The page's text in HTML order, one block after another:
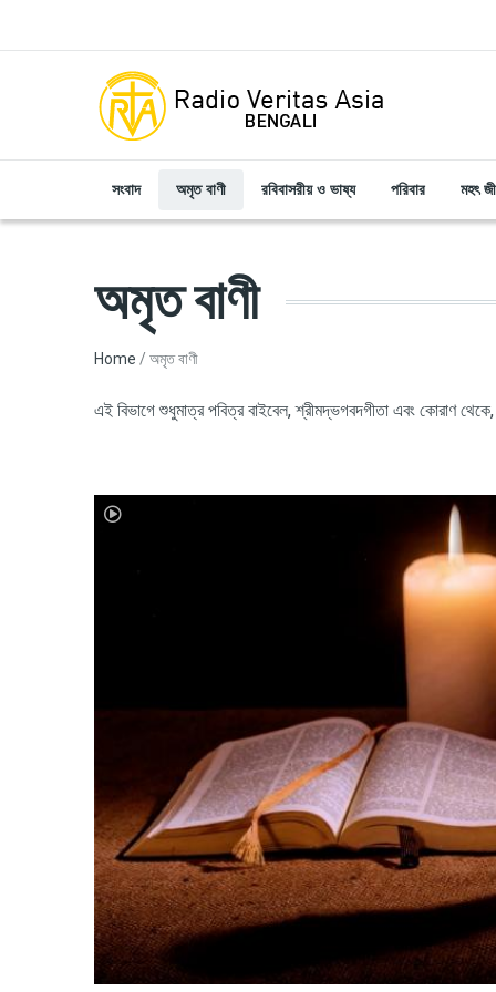
সংবাদ অমৃত বাণী রবিবাসরীয় ও ভাষ্য পরিবার মহৎ
অমৃত বাণী
Breadcrumb
Home অমৃত বাণী
এই বিভাগে শুধুমাত্র পবিত্র বাইবেল, শ্রীমদ্ভগবদগীতা এবং কোরাণ